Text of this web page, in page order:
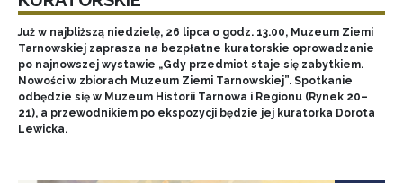
Już w najbliższą niedzielę, 26 lipca o godz. 13.00, Muzeum Ziemi
Tarnowskiej zaprasza na bezpłatne kuratorskie oprowadzanie
po najnowszej wystawie „Gdy przedmiot staje się zabytkiem.
Nowości w zbiorach Muzeum Ziemi Tarnowskiej”. Spotkanie
odbędzie się w Muzeum Historii Tarnowa i Regionu (Rynek 20–
21), a przewodnikiem po ekspozycji będzie jej kuratorka Dorota
Lewicka.